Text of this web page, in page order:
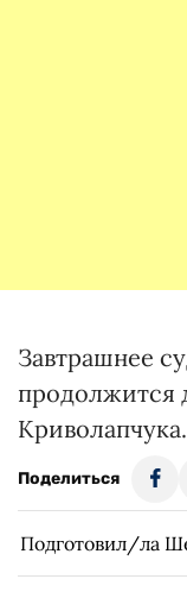
Завтрашнее
продолжится
Криволапчука.
Поделиться
Подготовил/ла